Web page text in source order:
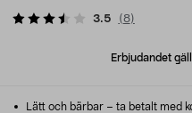
3.5 (8)
Erbjudandet
Lätt och bärbar – ta betalt med